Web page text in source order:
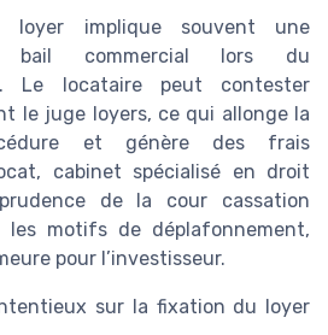
loyer implique souvent une
bail commercial lors du
Le locataire peut contester
le juge loyers, ce qui allonge la
et génère des frais
cabinet spécialisé en droit
de la cour cassation
les motifs de déplafonnement,
pour l’investisseur.
sur la fixation du loyer